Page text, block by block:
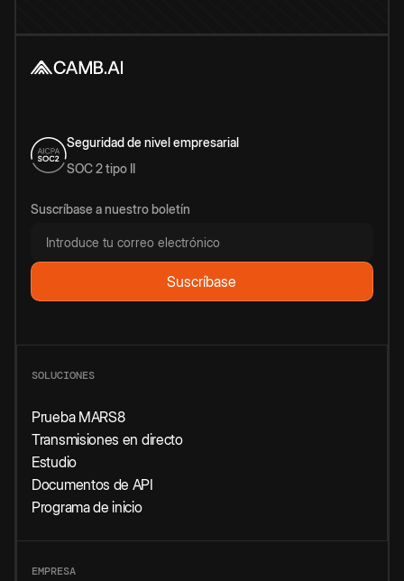
Seguridad de nivel empresarial
SOC 2 tipo II
Suscríbase a nuestro boletín
SOLUCIONES
Prueba MARS8
Transmisiones en directo
Estudio
Documentos de API
Programa de inicio
EMPRESA